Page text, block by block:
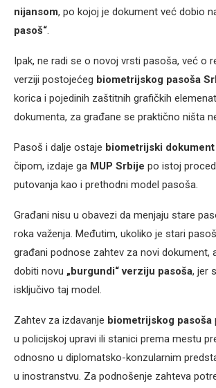
nijansom, po kojoj je dokument već dobio
pasoš“.
Ipak, ne radi se o novoj vrsti pasoša, već o
verziji postojećeg biometrijskog pasoša
korica i pojedinih zaštitnih grafičkih
dokumenta, za građane se praktično ništa
Pasoš i dalje ostaje biometrijski dokument
čipom, izdaje ga MUP Srbije po istoj
putovanja kao i prethodni model pasoša.
Građani nisu u obavezi da menjaju stare
roka važenja. Međutim, ukoliko je stari
građani podnose zahtev za novi dokument,
dobiti novu „burgundi“ verziju pasoša, jer
isključivo taj model.
Zahtev za izdavanje biometrijskog pasoša
u policijskoj upravi ili stanici prema mestu
odnosno u diplomatsko-konzularnim
u inostranstvu. Za podnošenje zahteva